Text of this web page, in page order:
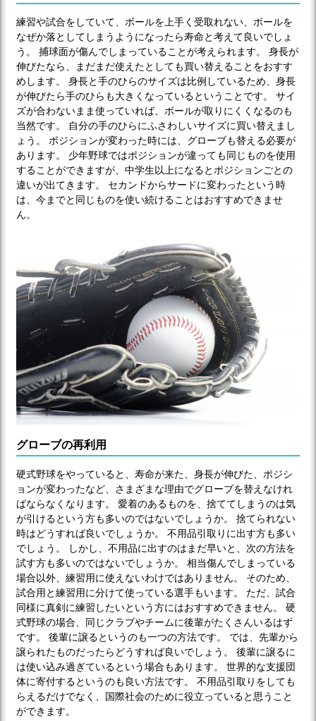
練習や試合をしていて、ボールを上手く受取れない、ボールを
なぜか落としてしまうようになったら寿命と考えて良いでしょ
う。 捕球面が傷んでしまっていることが考えられます。 身長が
伸びたなら、まだまだ使えたとしても買い替えることをおすす
めします。 身長と手のひらのサイズは比例しているため、身長
が伸びたら手のひらも大きくなっているということです。 サイ
ズが合わないまま使っていれば、ボールが取りにくくなるのも
当然です。 自分の手のひらにふさわしいサイズに買い替えまし
ょう。 ポジションが変わった時には、グローブも替える必要が
あります。 少年野球ではポジションが違っても同じものを使用
することができますが、中学生以上になるとポジションごとの
違いが出てきます。 セカンドからサードに変わったという時
は、今までと同じものを使い続けることはおすすめできませ
ん。
グローブの再利用
硬式野球をやっていると、寿命が来た、身長が伸びた、ポジシ
ョンが変わったなど、さまざまな理由でグローブを替えなけれ
ばならなくなります。 愛着のあるものを、捨ててしまうのは気
が引けるという方も多いのではないでしょうか。 捨てられない
時はどうすれば良いでしょうか。 不用品引取りに出す方も多い
でしょう。 しかし、不用品に出すのはまだ早いと、次の方法を
試す方も多いのではないでしょうか。 相当傷んでしまっている
場合以外、練習用に使えないわけではありません。 そのため、
試合用と練習用に分けて使っている選手もいます。 ただ、試合
同様に真剣に練習したいという方にはおすすめできません。 硬
式野球の場合、同じクラブやチームに後輩がたくさんいるはず
です。 後輩に譲るというのも一つの方法です。 では、先輩から
譲られたものだったらどうすれば良いでしょう。 後輩に譲るに
は使い込み過ぎているという場合もあります。 世界的な支援団
体に寄付するというのも良い方法です。 不用品引取りをしても
らえるだけでなく、国際社会のために役立っていると思うこと
ができます。